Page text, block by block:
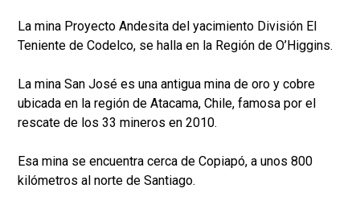
La mina Proyecto Andesita del yacimiento División El
Teniente de Codelco, se halla en la Región de O’Higgins.
La mina San José es una antigua mina de oro y cobre
ubicada en la región de Atacama, Chile, famosa por el
rescate de los 33 mineros en 2010.
Esa mina se encuentra cerca de Copiapó, a unos 800
kilómetros al norte de Santiago.